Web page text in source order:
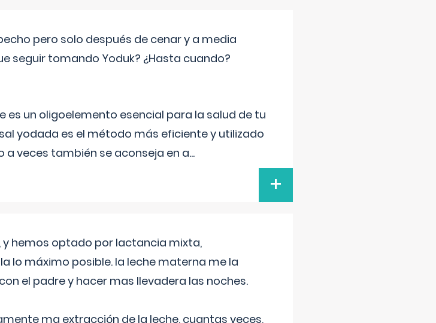
pero solo después de cenar y a media
seguir tomando Yoduk? ¿Hasta cuando?
es un oligoelemento esencial para la salud de tu
yodada es el método más eficiente y utilizado
a veces también se aconseja en a...
+
y hemos optado por lactancia mixta,
lo máximo posible. la leche materna me la
el padre y hacer mas llevadera las noches.
ma extracción de la leche, cuantas veces,